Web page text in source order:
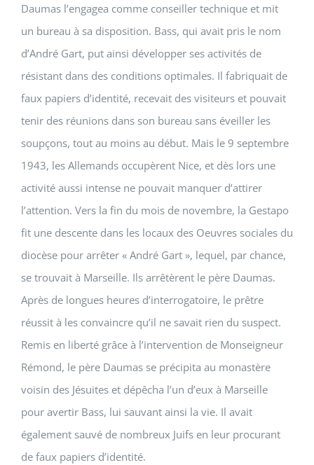
Daumas l’engagea comme conseiller technique et mit
un bureau à sa disposition. Bass, qui avait pris le nom
d’André Gart, put ainsi développer ses activités de
résistant dans des conditions optimales. Il fabriquait de
faux papiers d’identité, recevait des visiteurs et pouvait
tenir des réunions dans son bureau sans éveiller les
soupçons, tout au moins au début. Mais le 9 septembre
1943, les Allemands occupèrent Nice, et dès lors une
activité aussi intense ne pouvait manquer d’attirer
l’attention. Vers la fin du mois de novembre, la Gestapo
fit une descente dans les locaux des Oeuvres sociales du
diocèse pour arrêter « André Gart », lequel, par chance,
se trouvait à Marseille. Ils arrêtèrent le père Daumas.
Après de longues heures d’interrogatoire, le prêtre
réussit à les convaincre qu’il ne savait rien du suspect.
Remis en liberté grâce à l’intervention de Monseigneur
Rémond, le père Daumas se précipita au monastère
voisin des Jésuites et dépêcha l’un d’eux à Marseille
pour avertir Bass, lui sauvant ainsi la vie. Il avait
également sauvé de nombreux Juifs en leur procurant
de faux papiers d’identité.